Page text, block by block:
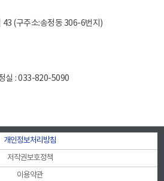
(구주소:송정동 306-6번지)
실 : 033-820-5090
개인정보처리방침
저작권보호정책
이용약관